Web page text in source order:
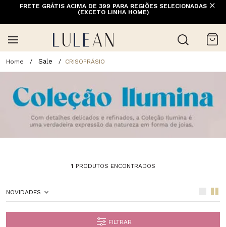
FRETE GRÁTIS ACIMA DE 399 PARA REGIÕES SELECIONADAS
(EXCETO LINHA HOME)
Sale CRISOPRÁSIO
1 PRODUTOS ENCONTRADOS
NOVIDADES
FILTRAR